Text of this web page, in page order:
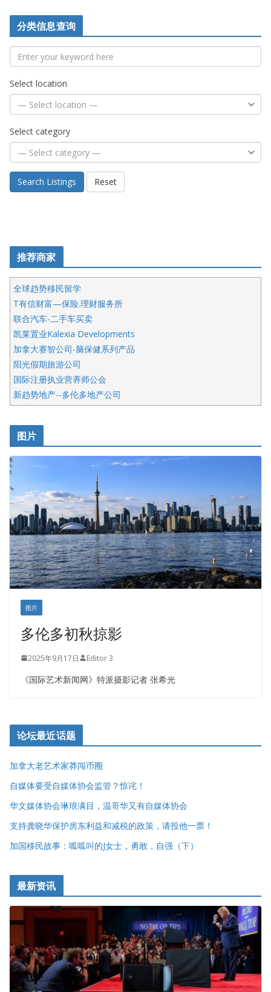
分类信息查询
Select location
Select category
Search Listings Reset
推荐商家
全球趋势移民留学
T有信财富—保险.理财服务所
联合汽车-二手车买卖
凯莱置业Kalexia Developments
加拿大赛智公司-脑保健系列产品
阳光假期旅游公司
国际注册执业营养师公会
新趋势地产--多伦多地产公司
呱呱电器
开明车行KS CAR SALES & SERVICE
健健宝公司
皇后金融集团
正点印艺设计
图片
图片
多伦多初秋掠影
2025年9月17日 Editor 3
《国际艺术新闻网》特派摄影记者 张希光
论坛最近话题
加拿大老艺术家莽闯币圈
自媒体要受自媒体协会监管？惊诧！
华文媒体协会琳琅满目，温哥华又有自媒体协会
支持龚晓华保护房东利益和减税的政策，请投他一票！
加国移民故事：呱呱叫的J女士，勇敢，自强（下）
最新资讯